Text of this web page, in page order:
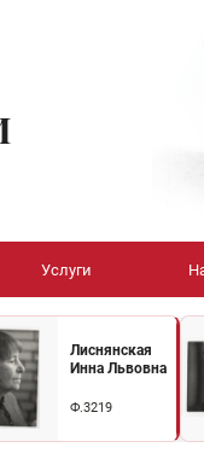
Услуги
Лиснянская
Инна Львовна
Ф.3219